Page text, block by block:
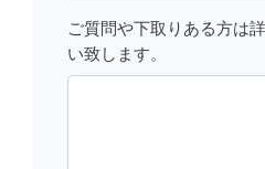
ご質問や下取りある方は
い致します。